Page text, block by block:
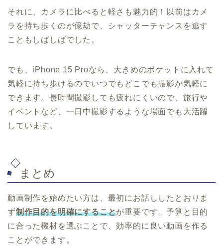
それに、カメラに比べると軽さも魅力的！以前はカメ
ラを持ち歩くのが億劫で、シャッターチャンスを逃す
こともしばしばでした。
でも、iPhone 15 Proなら、大きめのポケットに入れて
気軽に持ち歩けるのでいつでもどこでも撮影が気軽に
できます。長時間撮影しても疲れにくいので、旅行や
イベントなど、一日中撮影するような場面でも大活躍
しています。
まとめ
動画制作を始めたい方は、最初にお話ししたとおりま
ず制作目的を明確にすることが重要です。予算と目的
に合った機材を選ぶことで、効率的に良い動画を作る
ことができます。